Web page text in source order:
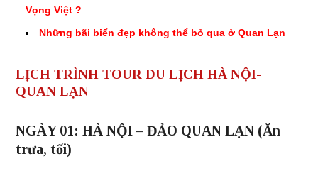
Vọng Việt ?
Những bãi biển đẹp không thể bỏ qua ở Quan Lạn
LỊCH TRÌNH TOUR DU LỊCH HÀ NỘI-
QUAN LẠN
NGÀY 01: HÀ NỘI – ĐẢO QUAN LẠN (Ăn
trưa, tối)